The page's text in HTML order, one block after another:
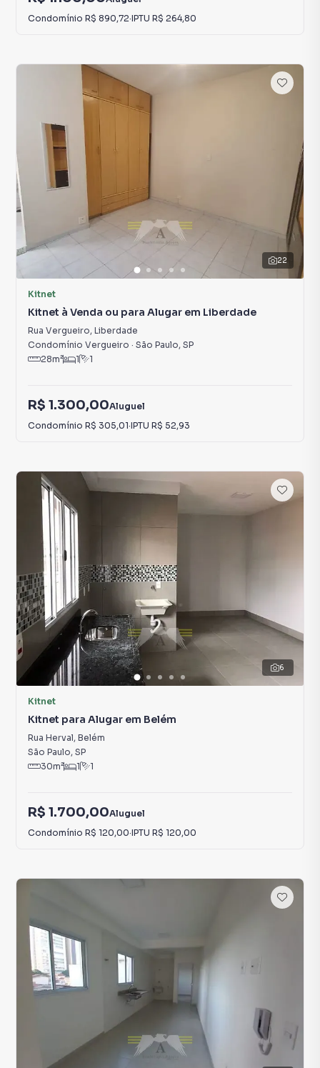
Condomínio R$ 890,72·IPTU R$ 264,80
22
Kitnet
Kitnet à Venda ou para Alugar em Liberdade
Rua Vergueiro, Liberdade
Condomínio Vergueiro · São Paulo, SP
28m² 1 1
R$ 1.300,00Aluguel
Condomínio R$ 305,01·IPTU R$ 52,93
6
Kitnet
Kitnet para Alugar em Belém
Rua Herval, Belém
São Paulo, SP
30m² 1 1
R$ 1.700,00Aluguel
Condomínio R$ 120,00·IPTU R$ 120,00